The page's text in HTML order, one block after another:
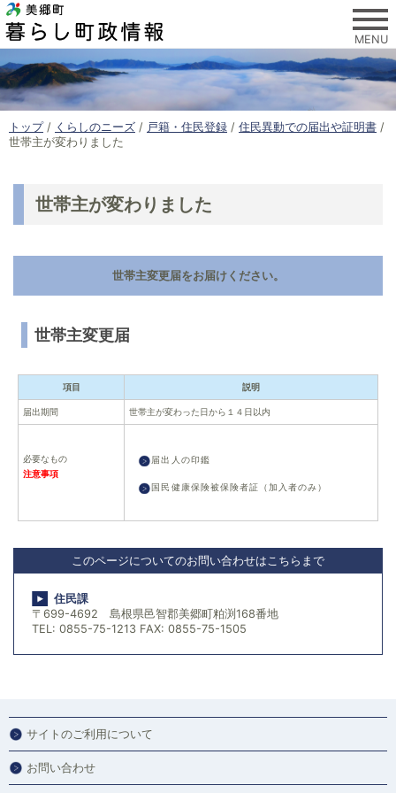
このページの本文へ
MENU
現
在
置
トップ/ くらしのニーズ / 戸籍・住民登録 / 住民異動での届出や証明書 /
世帯主が変わりました
世帯主が変わりました
世帯主変更届をお届けください。
世帯主変更届
項目 説明
届出期間 世帯主が変わった日から１４日以内
必要なもの
注意事項
届出人の印鑑
国民健康保険被保険者証（加入者のみ）
このページについてのお問い合わせはこちらまで
住民課
〒699-4692 島根県邑智郡美郷町粕渕168番地
TEL: 0855-75-1213 FAX: 0855-75-1505
サイトのご利用について
お問い合わせ